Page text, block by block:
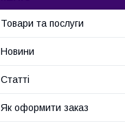
Товари та послуги
Новини
Статті
Як оформити заказ